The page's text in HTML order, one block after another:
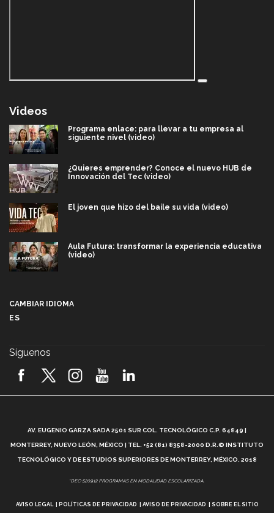
Videos
Programa enlace: para llevar a tu empresa al
siguiente nivel (video)
¿Quieres emprender? Conoce el nuevo HUB de
Innovación del Tec (video)
El joven que hizo del baile su vida (video)
Aula Futura: transformar la experiencia educativa
(video)
2026! (video)
¿Cómo es el Modelo Educativo Tec? (video)
Vida Tec: Feminismo e Inteligencia Artificial, Paola
CAMBIAR IDIOMA
ES
Síguenos
AV. EUGENIO GARZA SADA 2501 SUR COL. TECNOLÓGICO C.P. 64849 |
MONTERREY, NUEVO LEÓN, MÉXICO | TEL. +52 (81) 8358-2000 D.R.© INSTITUTO
TECNOLÓGICO Y DE ESTUDIOS SUPERIORES DE MONTERREY, MÉXICO. 2018
*DEC-520912 PROGRAMAS EN MODALIDAD ESCOLARIZADA.
AVISO LEGAL POLÍTICAS DE PRIVACIDAD AVISO DE PRIVACIDAD SOBRE EL SITIO